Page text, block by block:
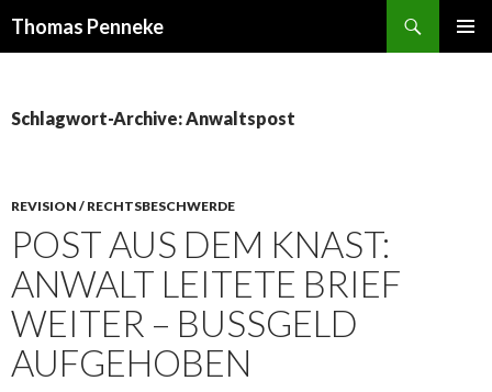
Thomas Penneke
Schlagwort-Archive: Anwaltspost
REVISION / RECHTSBESCHWERDE
POST AUS DEM KNAST:
ANWALT LEITETE BRIEF
WEITER – BUSSGELD A
UFGEHOBEN